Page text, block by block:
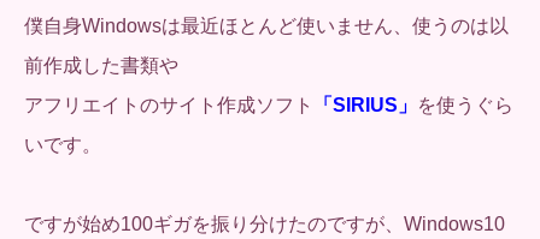
僕自身Windowsは最近ほとんど使いません、使うのは以
前作成した書類や
アフリエイトのサイト作成ソフト
「SIRIUS」
を使うぐら
いです。
ですが始め100ギガを振り分けたのですが、Windows10